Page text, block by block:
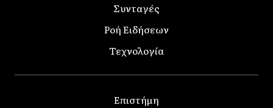
Συνταγές
Ροή Ειδήσεων
Τεχνολογία
Επιστήμη